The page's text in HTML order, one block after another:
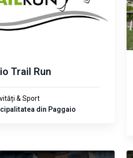
Trail Run
& Sport
din Paggaio